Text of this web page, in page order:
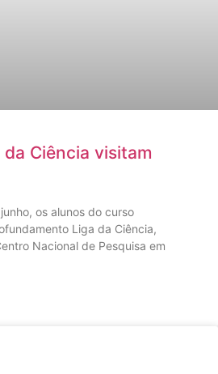
Ciência visitam
os alunos do curso
Liga da Ciência,
Nacional de Pesquisa em